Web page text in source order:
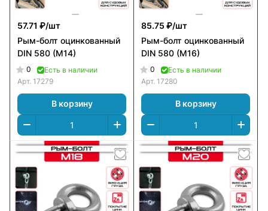
57.71 ₽/шт
Рым-болт оцинкованный
DIN 580 (M14)
0
Есть в наличии
Арт. 17279
В корзину
85.75 ₽/шт
Рым-болт оцинкованный
DIN 580 (M16)
0
Есть в наличии
Арт. 17280
В корзину